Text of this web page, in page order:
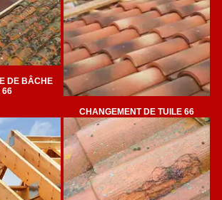
DE BÂCHE
66
CHANGEMENT DE TUILE 66